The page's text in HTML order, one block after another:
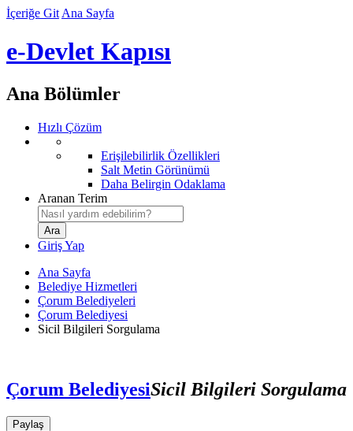
İçeriğe Git Ana Sayfa
e-Devlet Kapısı
Ana Bölümler
Hızlı Çözüm
Erişilebilirlik Özellikleri
Salt Metin Görünümü
Daha Belirgin Odaklama
Aranan Terim
Giriş Yap
Ana Sayfa
Belediye Hizmetleri
Çorum Belediyeleri
Çorum Belediyesi
Sicil Bilgileri Sorgulama
Çorum BelediyesiSicil Bilgileri Sorgulama
Paylaş